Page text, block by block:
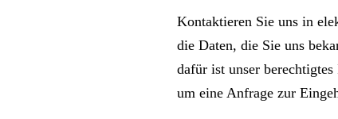
Kontaktieren Sie uns in
die Daten, die Sie uns
dafür ist unser
um eine Anfrage zur